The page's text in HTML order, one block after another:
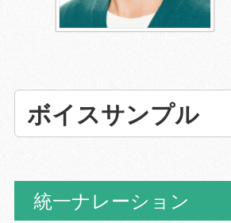
ボイスサンプル
統一ナレーション